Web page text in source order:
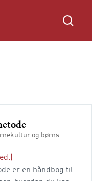
og børns
er en håndbog til